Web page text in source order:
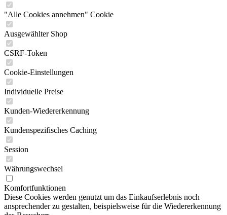
"Alle Cookies annehmen" Cookie
Ausgewählter Shop
CSRF-Token
Cookie-Einstellungen
Individuelle Preise
Kunden-Wiedererkennung
Kundenspezifisches Caching
Session
Währungswechsel
Komfortfunktionen
Diese Cookies werden genutzt um das Einkaufserlebnis noch
ansprechender zu gestalten, beispielsweise für die Wiedererkennung